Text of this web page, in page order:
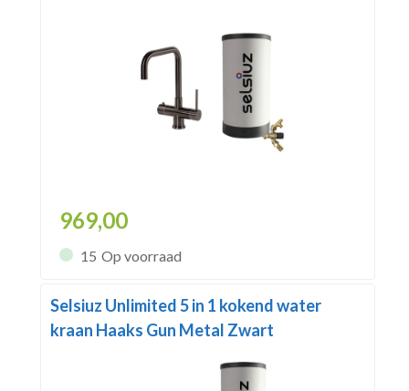
969,00
15 Op voorraad
Selsiuz Unlimited 5 in 1 kokend water
kraan Haaks Gun Metal Zwart